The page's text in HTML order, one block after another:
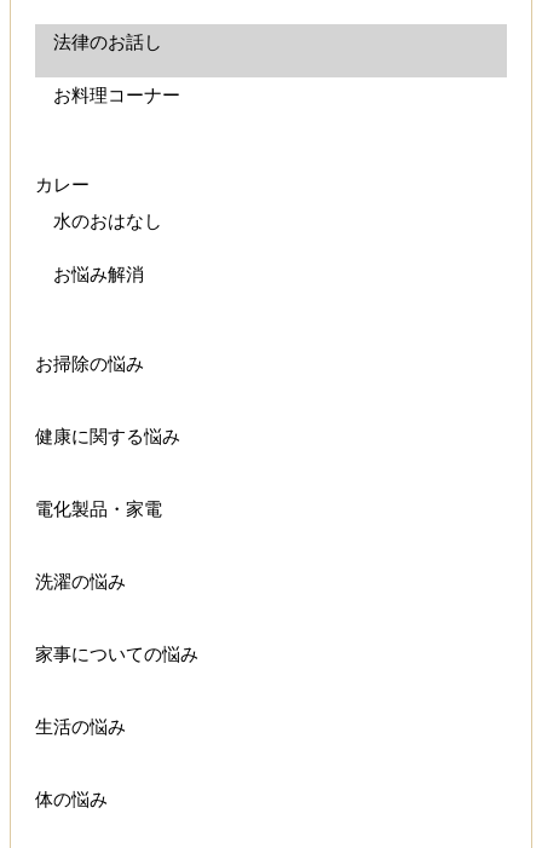
法律のお話し
お料理コーナー
カレー
水のおはなし
お悩み解消
お掃除の悩み
健康に関する悩み
電化製品・家電
洗濯の悩み
家事についての悩み
生活の悩み
体の悩み